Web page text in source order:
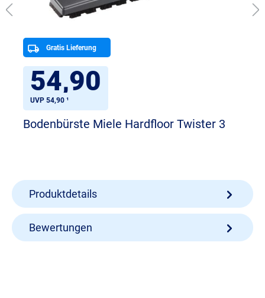
Gratis Lieferung
54,90
UVP 54,90 ¹
Bodenbürste Miele Hardfloor Twister 3
Produktdetails
Bewertungen